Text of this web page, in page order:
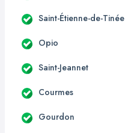
Saint-Étienne-de-Tinée
Opio
Saint-Jeannet
Courmes
Gourdon